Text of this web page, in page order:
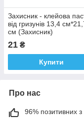
Захисник - клейова
від гризунів 13,4
см (Захисник)
21 ₴
Купити
Про нас
96% позитивних з